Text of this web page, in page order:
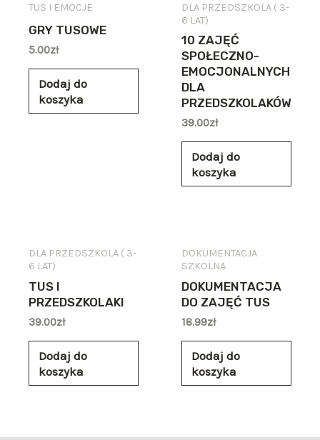
TUS I EMOCJE
GRY TUSOWE
5.00zł
Dodaj do
koszyka
DLA PRZEDSZKOLA ( 3-
6 LAT)
10 ZAJĘĆ
SPOŁECZNO-
EMOCJONALNYCH
DLA
PRZEDSZKOLAKÓW
39.00zł
Dodaj do
koszyka
DLA PRZEDSZKOLA ( 3-
6 LAT)
TUS I
PRZEDSZKOLAKI
39.00zł
Dodaj do
koszyka
DOKUMENTACJA
SZKOLNA
DOKUMENTACJA
DO ZAJĘĆ TUS
18.99zł
Dodaj do
koszyka